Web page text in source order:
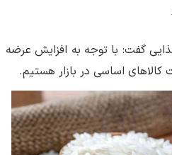
گفت: با توجه به افزایش عرضه
کالاهای اساسی در بازار هستیم.